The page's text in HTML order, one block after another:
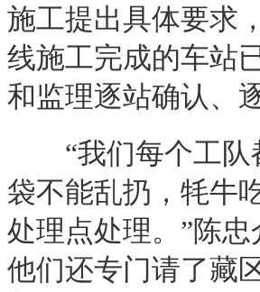
施工提出具体要求
线施工完成的车站
和监理逐站确认、
“我们每个工队
袋不能乱扔，牦牛
处理点处理。”陈
他们还专门请了藏